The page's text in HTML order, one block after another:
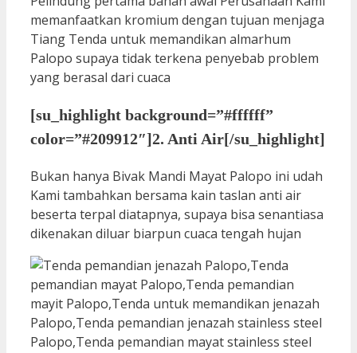
memanfaatkan kromium dengan tujuan menjaga
Tiang Tenda untuk memandikan almarhum
Palopo supaya tidak terkena penyebab problem
yang berasal dari cuaca
[su_highlight background=”#ffffff”
color=”#209912″]2. Anti Air[/su_highlight]
Bukan hanya Bivak Mandi Mayat Palopo ini udah
Kami tambahkan bersama kain taslan anti air
beserta terpal diatapnya, supaya bisa senantiasa
dikenakan diluar biarpun cuaca tengah hujan